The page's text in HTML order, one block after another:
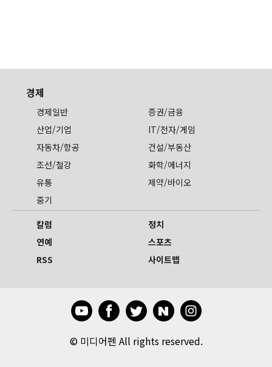
경제
경제일반
증권/금융
산업/기업
IT/전자/게임
자동차/항공
건설/부동산
조선/철강
화학/에너지
유통
제약/바이오
중기
칼럼
정치
연예
스포츠
RSS
사이트맵
© 미디어펜 All rights reserved.